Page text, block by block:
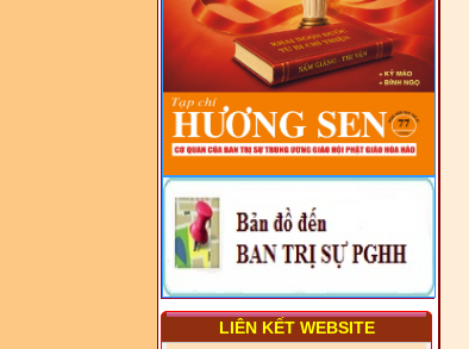
- LỚP TẬP HUẤN LỊCH SỬ,
PHÁP LUẬT VIỆT NAM VÀ
HIẾN CHƯƠNG GIÁO HỘI
PGHH NHIỆM KỲ VI (2024-
2029) CHO TRỊ SỰ VIÊN
TRUNG ƯƠNG, BAN ĐẠI
DIỆN TỈNH VÀ GIÁO LÝ
VIÊN - CHUYÊN ĐỀ: SỰ RA
ĐỜI, BẢN CHẤT, CHỨC
NĂNG VÀ HÌNH THỨC CỦA
NƯỚC CHXHCN VIỆT NAM
LIÊN KẾT WEBSITE